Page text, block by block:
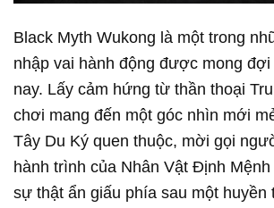
Black Myth Wukong là một trong
nhập vai hành động được mong đợi
nay. Lấy cảm hứng từ thần thoại
chơi mang đến một góc nhìn mới
Tây Du Ký quen thuộc, mời gọi
hành trình của Nhân Vật Định
sự thật ẩn giấu phía sau một huyền